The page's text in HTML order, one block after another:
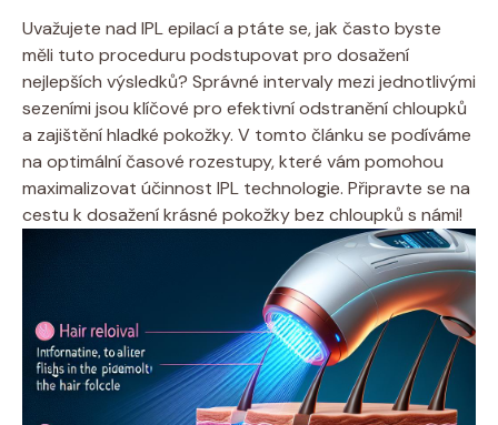
Uvažujete nad IPL epilací a ptáte se, jak často byste
měli tuto proceduru podstupovat pro dosažení
nejlepších výsledků? Správné intervaly mezi jednotlivými
sezeními jsou klíčové pro efektivní odstranění chloupků
a zajištění hladké pokožky. V tomto článku se podíváme
na optimální časové rozestupy, které vám pomohou
maximalizovat účinnost IPL technologie. Připravte se na
cestu k dosažení krásné pokožky bez chloupků s námi!